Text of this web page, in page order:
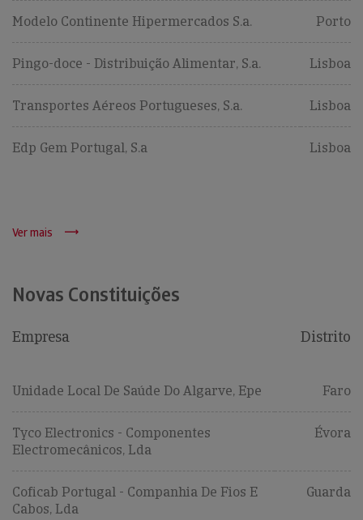
Modelo Continente Hipermercados S.a. Porto
Pingo-doce - Distribuição Alimentar, S.a. Lisboa
Transportes Aéreos Portugueses, S.a. Lisboa
Edp Gem Portugal, S.a Lisboa
Ver mais
Novas Constituições
Empresa Distrito
Unidade Local De Saúde Do Algarve, Epe Faro
Tyco Electronics - Componentes
Electromecânicos, Lda
Évora
Coficab Portugal - Companhia De Fios E
Cabos, Lda
Guarda